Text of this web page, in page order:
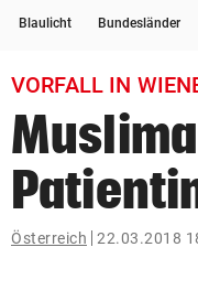
bookmark
search
Suchbegriff
eingeben
Blaulicht Bundesländer
VORFALL IN
Österreich 22.03.2018